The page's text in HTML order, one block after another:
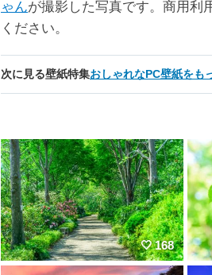
ゃんが撮影した写真です。商用利
ください。
次に見る壁紙特集おしゃれなPC壁紙をも
168